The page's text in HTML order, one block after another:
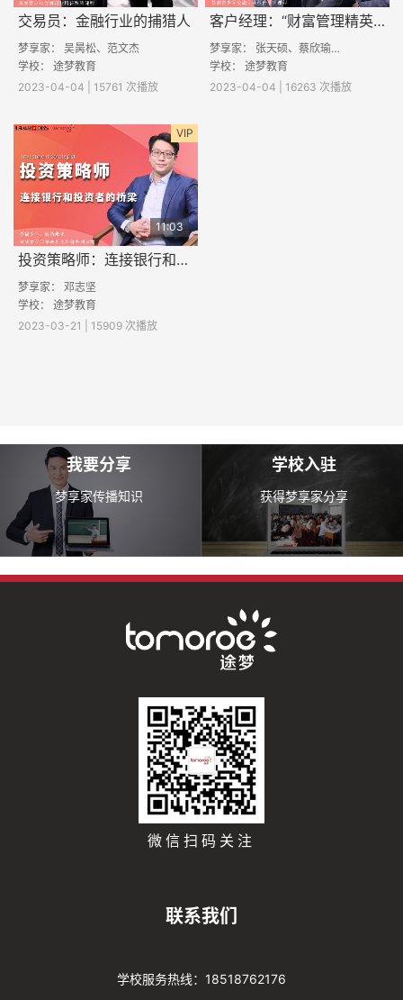
交易员：金融行业的捕猎人
梦享家： 吴昺松、范文杰
学校： 途梦教育
2023-04-04 | 15761 次播放
客户经理：“财富管理精英计划”的新生代
梦享家： 张天硕、蔡欣瑜、赵泽宇
学校： 途梦教育
2023-04-04 | 16263 次播放
VIP
11:03
投资策略师：连接银行和投资者的桥梁
梦享家： 邓志坚
学校： 途梦教育
2023-03-21 | 15909 次播放
我要分享
梦享家传播知识
学校入驻
获得梦享家分享
微信扫码关注
联系我们
学校服务热线：18518762176